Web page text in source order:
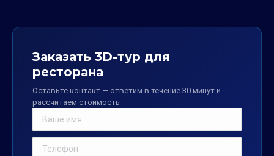
Заказать 3D-тур для
ресторана
Оставьте контакт — ответим в течение 30 минут и
рассчитаем стоимость